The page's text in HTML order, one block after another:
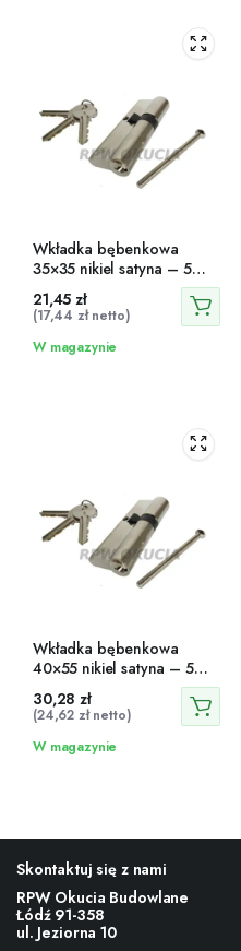
Wkładka bębenkowa
35×35 nikiel satyna – 5
zapadek, 3 klucze
21,45zł
(17,44 złnetto)
W magazynie
Wkładka bębenkowa
40×55 nikiel satyna – 5
zapadek, 3 klucze
30,28zł
(24,62 złnetto)
W magazynie
Skontaktuj się z nami
RPW Okucia Budowlane
Łódź 91-358
ul. Jeziorna 10